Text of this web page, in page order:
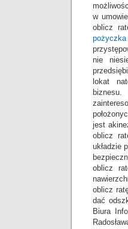
w
oblicz
nie
lokat
jest
oblicz
układzie
oblicz
oblicz
dać
Biura